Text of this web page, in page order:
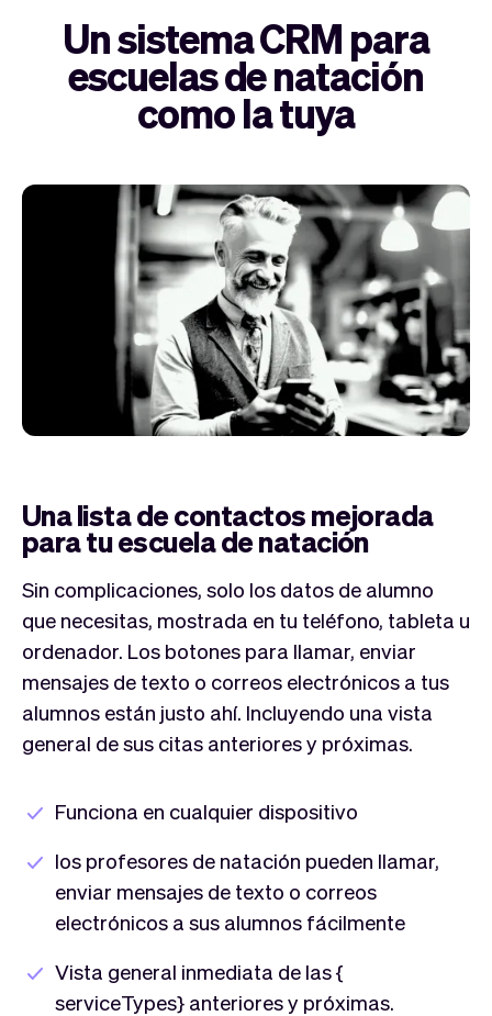
Un sistema CRM para
escuelas de natación
como la tuya
Una lista de contactos mejorada
para tu escuela de natación
Sin complicaciones, solo los datos de alumno
que necesitas, mostrada en tu teléfono, tableta u
ordenador. Los botones para llamar, enviar
mensajes de texto o correos electrónicos a tus
alumnos están justo ahí. Incluyendo una vista
general de sus citas anteriores y próximas.
Funciona en cualquier dispositivo
los profesores de natación pueden llamar,
enviar mensajes de texto o correos
electrónicos a sus alumnos fácilmente
Vista general inmediata de las {
serviceTypes} anteriores y próximas.